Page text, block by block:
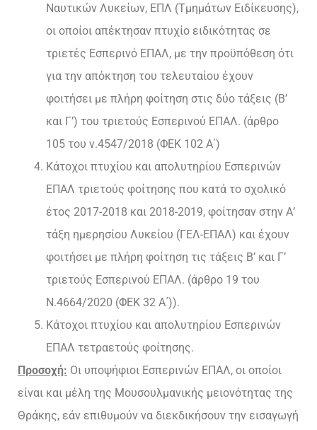
Ναυτικών Λυκείων, ΕΠΛ (Τμημάτων Ειδίκευσης),
οι οποίοι απέκτησαν πτυχίο ειδικότητας σε
τριετές Εσπερινό ΕΠΑΛ, με την προϋπόθεση ότι
για την απόκτηση του τελευταίου έχουν
φοιτήσει με πλήρη φοίτηση στις δύο τάξεις (Β’
και Γ’) του τριετούς Εσπερινού ΕΠΑΛ. (άρθρο
105 του ν.4547/2018 (ΦΕΚ 102 Α΄)
Κάτοχοι πτυχίου και απολυτηρίου Εσπερινών
ΕΠΑΛ τριετούς φοίτησης που κατά το σχολικό
έτος 2017-2018 και 2018-2019, φοίτησαν στην Α’
τάξη ημερησίου Λυκείου (ΓΕΛ-ΕΠΑΛ) και έχουν
φοιτήσει με πλήρη φοίτηση τις τάξεις Β’ και Γ’
τριετούς Εσπερινού ΕΠΑΛ. (άρθρο 19 του
Ν.4664/2020 (ΦΕΚ 32 Α΄)).
Κάτοχοι πτυχίου και απολυτηρίου Εσπερινών
ΕΠΑΛ τετραετούς φοίτησης.
Προσοχή: Οι υποψήφιοι Εσπερινών ΕΠΑΛ, οι οποίοι
είναι και μέλη της Μουσουλμανικής μειονότητας της
Θράκης, εάν επιθυμούν να διεκδικήσουν την εισαγωγή